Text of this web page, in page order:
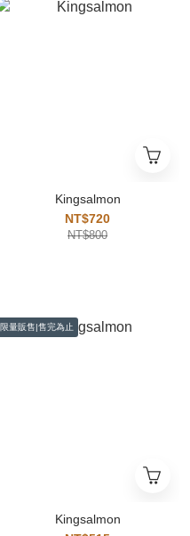
Kingsalmon
NT$720
NT$800
限量販售|售完為止
Kingsalmon